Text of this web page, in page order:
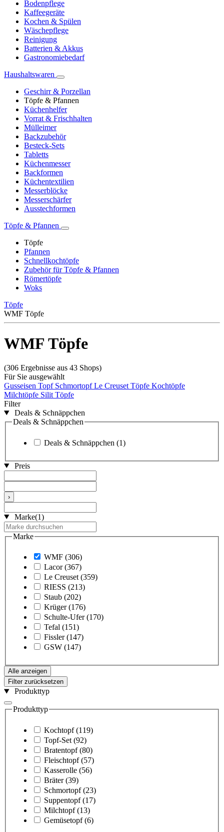
Bodenpflege
Kaffeegeräte
Kochen & Spülen
Wäschepflege
Reinigung
Batterien & Akkus
Gastronomiebedarf
Haushaltswaren
Geschirr & Porzellan
Töpfe & Pfannen
Küchenhelfer
Vorrat & Frischhalten
Mülleimer
Backzubehör
Besteck-Sets
Tabletts
Küchenmesser
Backformen
Küchentextilien
Messerblöcke
Messerschärfer
Ausstechformen
Töpfe & Pfannen
Töpfe
Pfannen
Schnellkochtöpfe
Zubehör für Töpfe & Pfannen
Römertöpfe
Woks
Töpfe
WMF Töpfe
WMF Töpfe
(306 Ergebnisse aus 43 Shops)
Für Sie ausgewählt
Gusseisen Topf SchmortopfLe Creuset Töpfe Kochtöpfe
Milchtöpfe Silit Töpfe
Filter
Deals & Schnäppchen
Deals & Schnäppchen
Deals & Schnäppchen (1)
Preis
›
Marke(1)
Marke
WMF (306)
Lacor (367)
Le Creuset (359)
RIESS (213)
Staub (202)
Krüger (176)
Schulte-Ufer (170)
Tefal (151)
Fissler (147)
GSW (147)
Alle anzeigen
Filter zurücksetzen
Produkttyp
Produkttyp
Kochtopf (119)
Topf-Set (92)
Bratentopf (80)
Fleischtopf (57)
Kasserolle (56)
Bräter (39)
Schmortopf (23)
Suppentopf (17)
Milchtopf (13)
Gemüsetopf (6)